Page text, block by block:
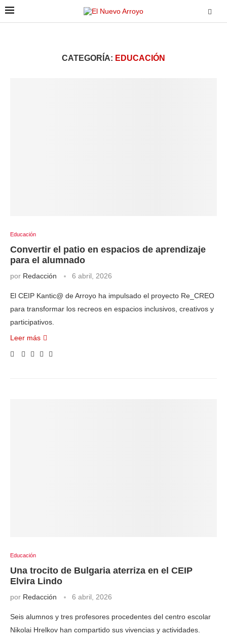
CATEGORÍA: EDUCACIÓN
Educación
Convertir el patio en espacios de aprendizaje
para el alumnado
por Redacción 6 abril, 2026
El CEIP Kantic@ de Arroyo ha impulsado el proyecto Re_CREO
para transformar los recreos en espacios inclusivos, creativos y
participativos.
Leer más
Educación
Una trocito de Bulgaria aterriza en el CEIP
Elvira Lindo
por Redacción 6 abril, 2026
Seis alumnos y tres profesores procedentes del centro escolar
Nikolai Hrelkov han compartido sus vivencias y actividades.